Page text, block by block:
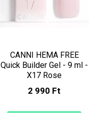
CANNI HEMA FREE
Quick Builder Gel - 9 ml -
X17 Rose
2 990 Ft